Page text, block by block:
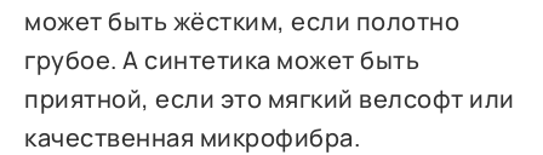
может быть жёстким, если полотно
грубое. А синтетика может быть
приятной, если это мягкий велсофт или
качественная микрофибра.